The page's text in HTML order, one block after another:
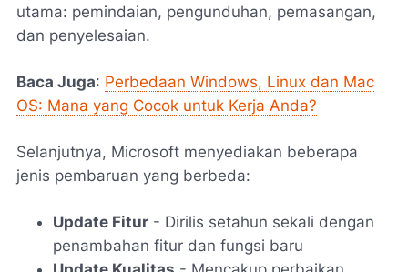
utama: pemindaian, pengunduhan, pemasangan,
dan penyelesaian.
Baca Juga: Perbedaan Windows, Linux dan Mac
OS: Mana yang Cocok untuk Kerja Anda?
Selanjutnya, Microsoft menyediakan beberapa
jenis pembaruan yang berbeda:
Update Fitur - Dirilis setahun sekali dengan
penambahan fitur dan fungsi baru